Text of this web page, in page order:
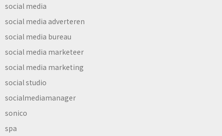
social media
social media adverteren
social media bureau
social media marketeer
social media marketing
social studio
socialmediamanager
sonico
spa